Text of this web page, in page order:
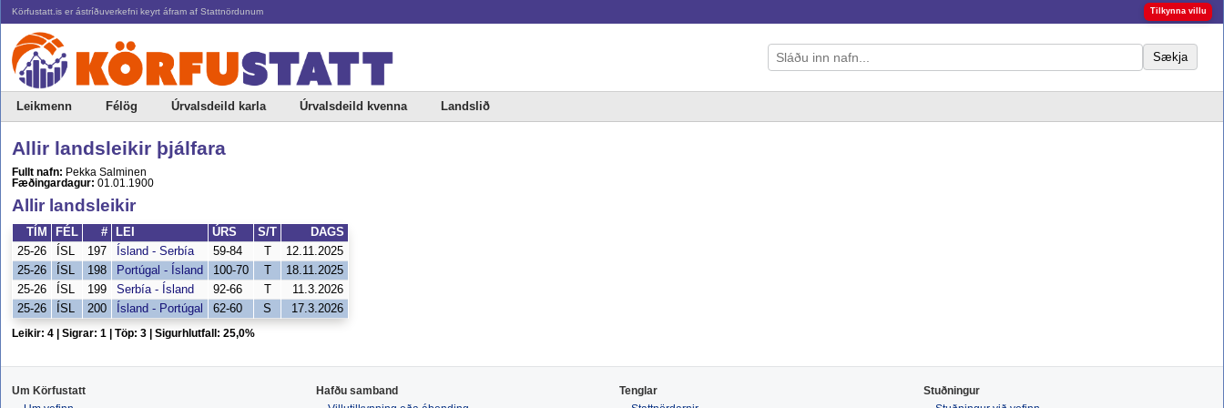
Körfustatt.is er ástríðuverkefni keyrt áfram af Stattnördunum Tilkynna villu
Sækja
Leikmenn Félög Úrvalsdeild karla Úrvalsdeild kvenna Landslið
Allir landsleikir þjálfara
Fullt nafn: Pekka Salminen
Fæðingardagur: 01.01.1900
Allir landsleikir
TÍM FÉL # LEI ÚRS S/T
DAGS
25-26
ÍSL 197 Ísland - Serbía 59-84 T
12.11.2025
25-26
ÍSL 198 Portúgal - Ísland 100-70 T
18.11.2025
25-26
ÍSL 199 Serbía - Ísland 92-66 T
11.3.2026
25-26
ÍSL 200 Ísland - Portúgal 62-60 S
17.3.2026
Leikir: 4 | Sigrar: 1 | Töp: 3 | Sigurhlutfall: 25,0%
Um Körfustatt
Hafðu samband
Tenglar
Stuðningur